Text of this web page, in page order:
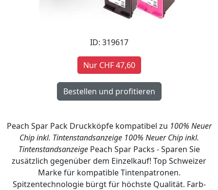
ID: 319617
Nur CHF 47,60
Peach Spar Pack Druckköpfe kompatibel zu 100% Neuer
Chip inkl. Tintenstandsanzeige 100% Neuer Chip inkl.
TintenstandsanzeigePeach Spar Packs - Sparen Sie
zusätzlich gegenüber dem Einzelkauf! Top Schweizer
Marke für kompatible Tintenpatronen.
Spitzentechnologie bürgt für höchste Qualität. Farb-